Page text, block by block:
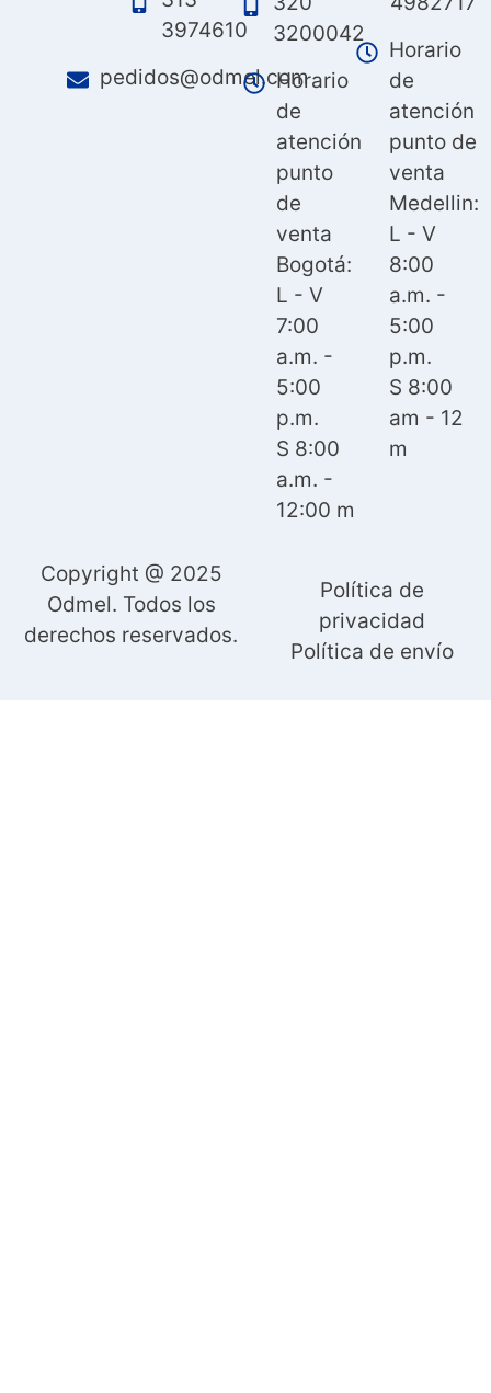
3974610
pedidos@odmel.com
3200042
Horario
de
atención
punto
de
venta
Bogotá:
L - V
7:00
a.m. -
5:00
p.m.
S 8:00
a.m. -
12:00 m
Horario
de
atención
punto de
venta
Medellin:
L - V
8:00
a.m. -
5:00
p.m.
S 8:00
am - 12
m
Copyright @ 2025
Odmel. Todos los
derechos reservados.
Política de
privacidad
Política de envío